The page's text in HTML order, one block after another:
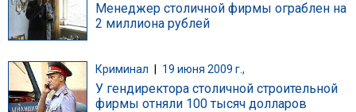
Менеджер столичной фирмы ограблен на
2 миллиона рублей
Криминал | 19 июня 2009 г.,
У гендиректора столичной строительной
фирмы отняли 100 тысяч долларов